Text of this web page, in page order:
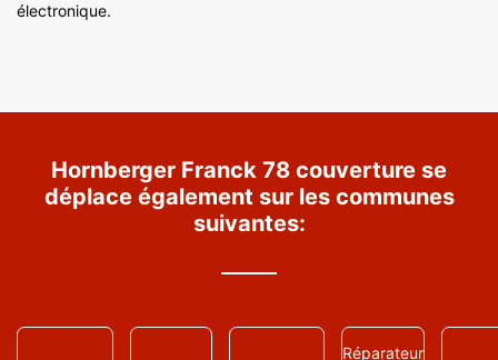
électronique.
Hornberger Franck 78 couverture se
déplace également sur les communes
suivantes:
Réparateur